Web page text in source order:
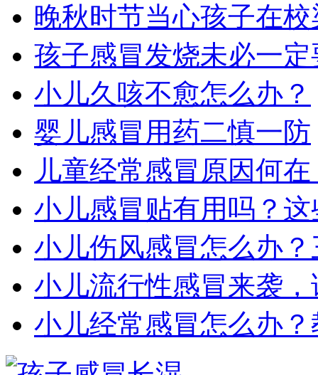
晚秋时节当心孩子在
孩子感冒发烧未必一
小儿久咳不愈怎么办？
婴儿感冒用药二慎一防
儿童经常感冒原因何
小儿感冒贴有用吗？
小儿伤风感冒怎么办
小儿流行性感冒来袭
小儿经常感冒怎么办